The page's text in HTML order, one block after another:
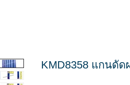
KMD8358 แกนดั